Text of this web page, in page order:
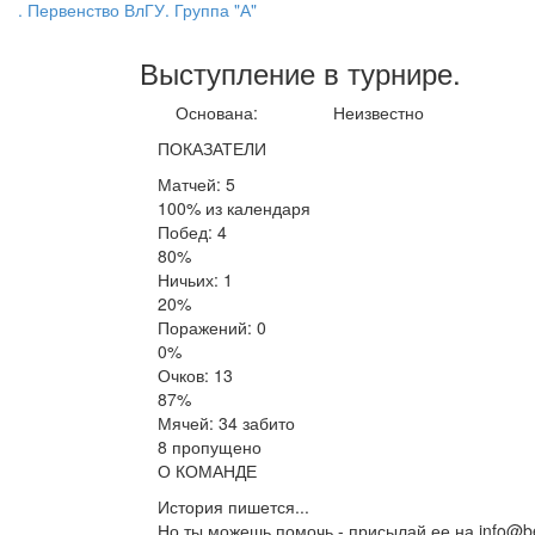
. Первенство ВлГУ. Группа "А"
Выступление в турнире.
Основана:
Неизвестно
ПОКАЗАТЕЛИ
Матчей: 5
100% из календаря
Побед: 4
80%
Ничьих: 1
20%
Поражений: 0
0%
Очков: 13
87%
Мячей: 34 забито
8 пропущено
О КОМАНДЕ
История пишется...